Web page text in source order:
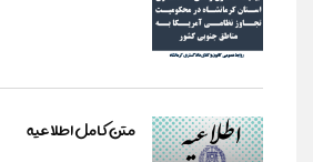
متن کامل اطلاعیه